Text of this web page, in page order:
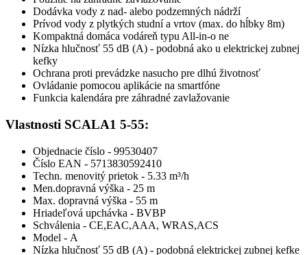
Dodávka vody z nad- alebo podzemných nádrží
Prívod vody z plytkých studní a vrtov (max. do hĺbky 8m)
Kompaktná domáca vodáreň typu All-in-o ne
Nízka hlučnosť 55 dB (A) - podobná ako u elektrickej zubnej
kefky
Ochrana proti prevádzke nasucho pre dlhú životnosť
Ovládanie pomocou aplikácie na smartfóne
Funkcia kalendára pre záhradné zavlažovanie
Vlastnosti SCALA1 5-55:
Objednacie číslo - 99530407
Číslo EAN - 5713830592410
Techn. menovitý prietok - 5.33 m³/h
Men.dopravná výška - 25 m
Max. dopravná výška - 55 m
Hriadeľová upchávka - BVBP
Schválenia - CE,EAC,AAA, WRAS,ACS
Model - A
Nízka hlučnosť 55 dB (A) - podobná elektrickej zubnej kefke